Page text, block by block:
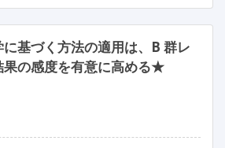
基づく方法の適用は、B 群レ
果の感度を有意に高める★